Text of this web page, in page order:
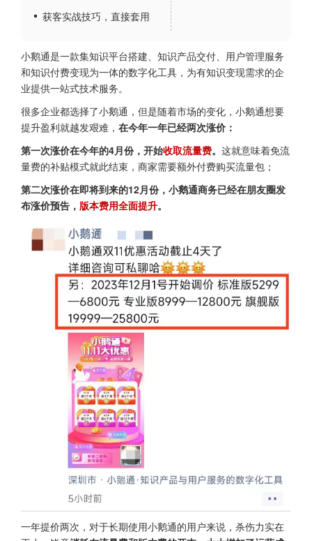
获客实战技巧，直接套用
小鹅通是一款集知识平台搭建、知识产品交付、用户管理服务
和知识付费变现为一体的数字化工具，为有知识变现需求的企
业提供一站式技术服务。
很多企业都选择了小鹅通，但是随着市场的变化，小鹅通想要
提升盈利就越发艰难， 在今年一年已经两次涨价：
第一次涨价在今年的4月份，开始收取流量费。 这就意味着免流
量费的补贴模式就此结束，商家需要额外付费购买流量包；
第二次涨价在即将到来的12月份，小鹅通商务已经在朋友圈发
布涨价预告， 版本费用全面提升。
一年提价两次，对于长期使用小鹅通的用户来说，杀伤力实在